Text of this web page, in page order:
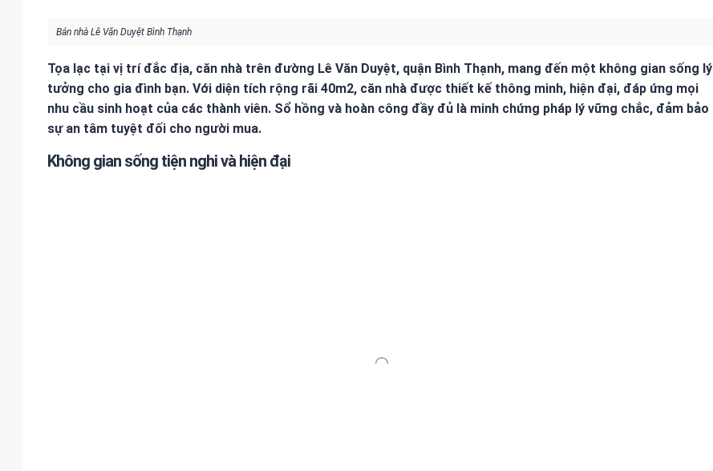
Bán nhà Lê Văn Duyệt Bình Thạnh
Tọa lạc tại vị trí đắc địa, căn nhà trên đường Lê Văn Duyệt, quận Bình Thạnh, mang đến một không gian sống lý
tưởng cho gia đình bạn. Với diện tích rộng rãi 40m2, căn nhà được thiết kế thông minh, hiện đại, đáp ứng mọi
nhu cầu sinh hoạt của các thành viên. Sổ hồng và hoàn công đầy đủ là minh chứng pháp lý vững chắc, đảm bảo
sự an tâm tuyệt đối cho người mua.
Không gian sống tiện nghi và hiện đại